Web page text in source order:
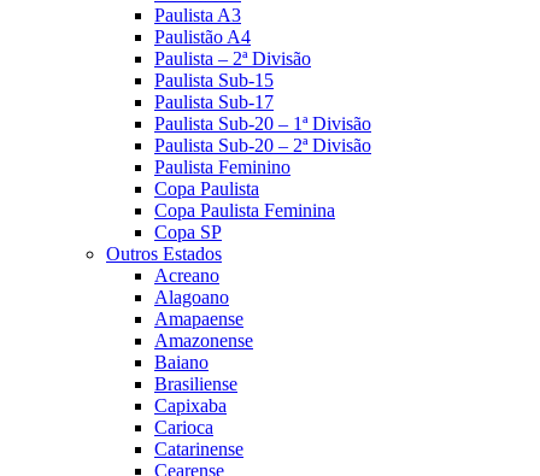
Paulista A3
Paulistão A4
Paulista – 2ª Divisão
Paulista Sub-15
Paulista Sub-17
Paulista Sub-20 – 1ª Divisão
Paulista Sub-20 – 2ª Divisão
Paulista Feminino
Copa Paulista
Copa Paulista Feminina
Copa SP
Outros Estados
Acreano
Alagoano
Amapaense
Amazonense
Baiano
Brasiliense
Capixaba
Carioca
Catarinense
Cearense